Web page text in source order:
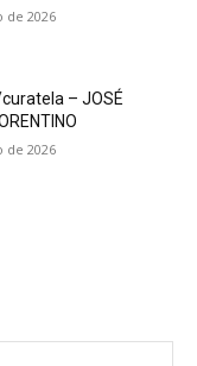
de 2026
– JOSÉ
de 2026